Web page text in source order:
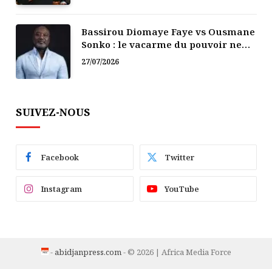
Bassirou Diomaye Faye vs Ousmane
Sonko : le vacarme du pouvoir ne
doit pas faire oublier les liens de la
27/07/2026
SUIVEZ-NOUS
Facebook Twitter
Instagram YouTube
- abidjanpress.com- © 2026 | Africa Media Force